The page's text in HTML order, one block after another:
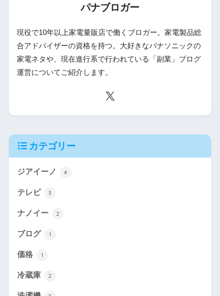
パナブロガー
現役で10年以上家電量販店で働くブロガー。家電製品総
合アドバイザーの資格を持つ。大好きなパナソニックの
家電ネタや、現在進行系で行われている「副業」ブログ
運営についてご紹介します。
カテゴリー
ジアイーノ 4
テレビ 3
ナノイー 2
ブログ 1
価格 1
冷蔵庫 2